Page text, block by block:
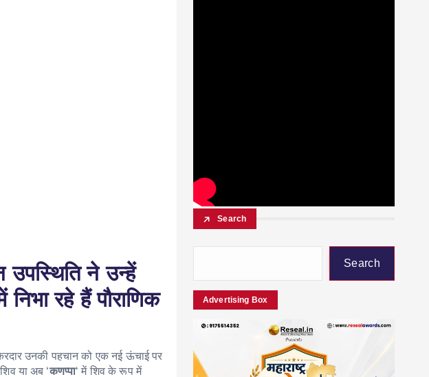
ने उन्हें
रहे हैं पौराणिक
उनकी पहचान को एक नई ऊंचाई पर
या अब ‘कणप्पा‘ में शिव के रूप में
Search
Search
Advertising Box